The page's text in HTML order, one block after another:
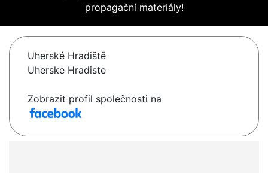
propagační materiály!
Uherské Hradiště
Uherske Hradiste
Zobrazit profil společnosti na